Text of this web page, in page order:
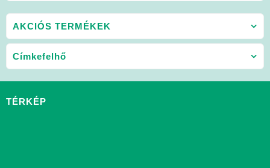
AKCIÓS TERMÉKEK
Címkefelhő
TÉRKÉP